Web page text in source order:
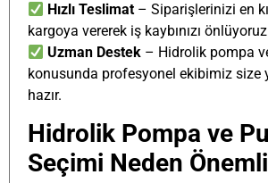
Hızlı Teslimat – Siparişlerinizi en
kargoya vererek iş kaybınızı
Uzman Destek – Hidrolik pompa
konusunda profesyonel ekibimiz size
hazır.
Hidrolik Pompa ve
Seçimi Neden